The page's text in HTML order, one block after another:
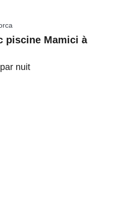
piscine Mamici à
par nuit